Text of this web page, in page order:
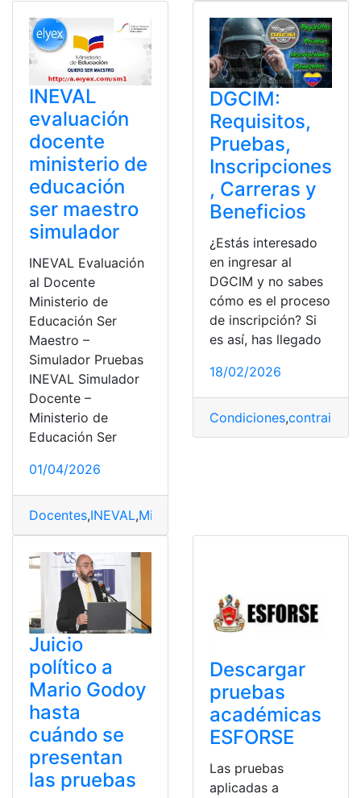
INEVAL
evaluación
docente
ministerio de
educación
ser maestro
simulador
INEVAL Evaluación
al Docente
Ministerio de
Educación Ser
Maestro –
Simulador Pruebas
INEVAL Simulador
Docente –
Ministerio de
Educación Ser
01/04/2026
Docentes,INEVAL,Mineduc
DGCIM:
Requisitos,
Pruebas,
Inscripciones
, Carreras y
Beneficios
¿Estás interesado
en ingresar al
DGCIM y no sabes
cómo es el proceso
de inscripción? Si
es así, has llegado
18/02/2026
Condiciones,
Juicio
político a
Mario Godoy
hasta
cuándo se
presentan
las pruebas
Descargar
pruebas
académicas
ESFORSE
Las pruebas
aplicadas a